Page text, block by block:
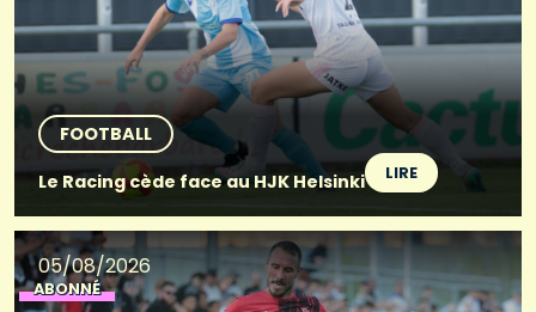
FOOTBALL
Le Racing cède face au HJK Helsinki
LIRE
05/08/2026
ABONNÉ